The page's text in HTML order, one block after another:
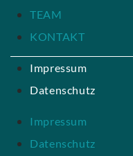
TEAM
KONTAKT
Impressum
Datenschutz
Impressum
Datenschutz